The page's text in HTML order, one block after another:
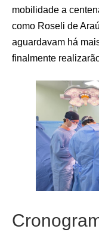
mobilidade a
como Roseli de
aguardavam há
finalmente